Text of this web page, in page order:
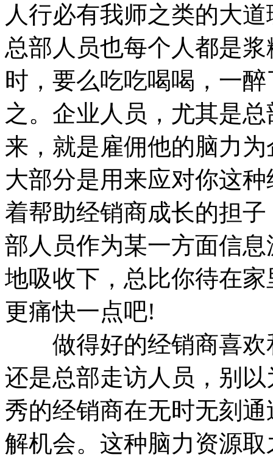
人行必有我师之类的大
总部人员也每个人都是
时，要么吃吃喝喝，一
之。企业人员，尤其是
来，就是雇佣他的脑力
大部分是用来应对你这
着帮助经销商成长的担
部人员作为某一方面信
地吸收下，总比你待在
更痛快一点吧!
做得好的经销商喜欢
还是总部走访人员，别
秀的经销商在无时无刻
解机会。这种脑力资源